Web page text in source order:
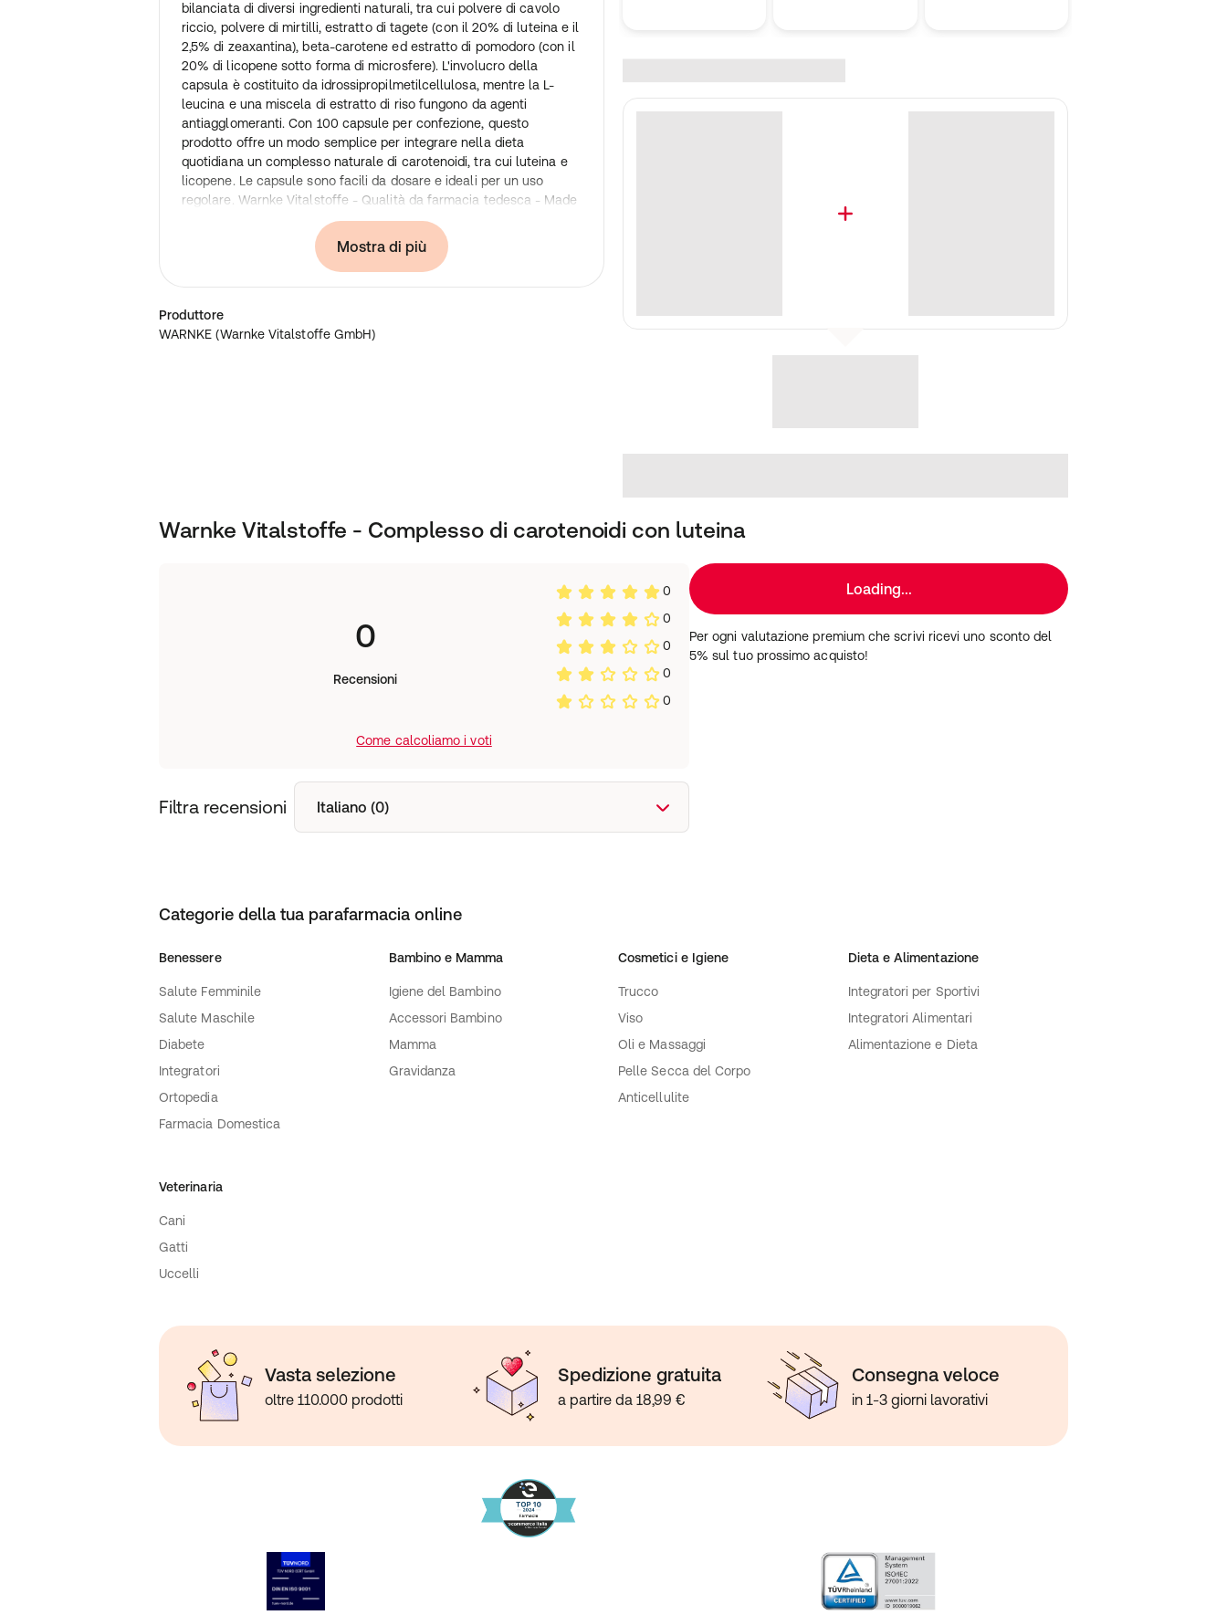
bilanciata di diversi ingredienti naturali, tra cui polvere di cavolo
riccio, polvere di mirtilli, estratto di tagete (con il 20% di luteina e il
2,5% di zeaxantina), beta-carotene ed estratto di pomodoro (con il
20% di licopene sotto forma di microsfere). L'involucro della
capsula è costituito da idrossipropilmetilcellulosa, mentre la L-
leucina e una miscela di estratto di riso fungono da agenti
antiagglomeranti. Con 100 capsule per confezione, questo
prodotto offre un modo semplice per integrare nella dieta
quotidiana un complesso naturale di carotenoidi, tra cui luteina e
licopene. Le capsule sono facili da dosare e ideali per un uso
regolare. Warnke Vitalstoffe - Qualità da farmacia tedesca - Made
in Germany • 100% vegano • Integratori alimentari di alta qualità di
produzione tedesca • Prodotto secondo gli standard di qualità e
igiene HACCP • Senza additivi e coloranti Nota bene: in qualità di
produttori e distributori di integratori alimentari, non siamo
Per ulteriori informazioni, si consiglia di consultare la letteratura
specialistica o siti web specializzati prima di effettuare un ordine.
Istruzioni per la conservazione e l'uso
conservato chiuso e in un luogo asciutto, il prodotto è conservabile
almeno fino alla data di scadenza/numero di lotto: vedere il fondo
Quantità di riempimento netta:
Dati del produttore
Mostra di più
Produttore
WARNKE (Warnke Vitalstoffe GmbH)
Warnke Vitalstoffe - Complesso di carotenoidi con luteina
0
Recensioni
0
0
0
0
0
Come calcoliamo i voti
Filtra recensioni Italiano (0)
Loading...
Per ogni valutazione premium che scrivi ricevi uno sconto del
5% sul tuo prossimo acquisto!
Categorie della tua parafarmacia online
Benessere
Salute Femminile
Salute Maschile
Diabete
Integratori
Ortopedia
Farmacia Domestica
Bambino e Mamma
Igiene del Bambino
Accessori Bambino
Mamma
Gravidanza
Cosmetici e Igiene
Trucco
Viso
Oli e Massaggi
Pelle Secca del Corpo
Anticellulite
Dieta e Alimentazione
Integratori per Sportivi
Integratori Alimentari
Alimentazione e Dieta
Veterinaria
Cani
Gatti
Uccelli
Vasta selezione
oltre 110.000 prodotti
Spedizione gratuita
a partire da 18,99 €
Consegna veloce
in 1-3 giorni lavorativi